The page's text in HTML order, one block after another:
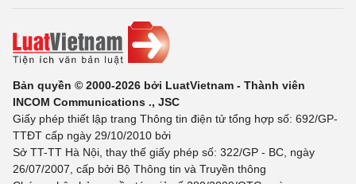
Bản quyền © 2000-2026 bởi LuatVietnam - Thành viên
INCOM Communications ., JSC
Giấy phép thiết lập trang Thông tin điện tử tổng hợp số: 692/GP-
TTĐT cấp ngày 29/10/2010 bởi
Sở TT-TT Hà Nội, thay thế giấy phép số: 322/GP - BC, ngày
26/07/2007, cấp bởi Bộ Thông tin và Truyền thông